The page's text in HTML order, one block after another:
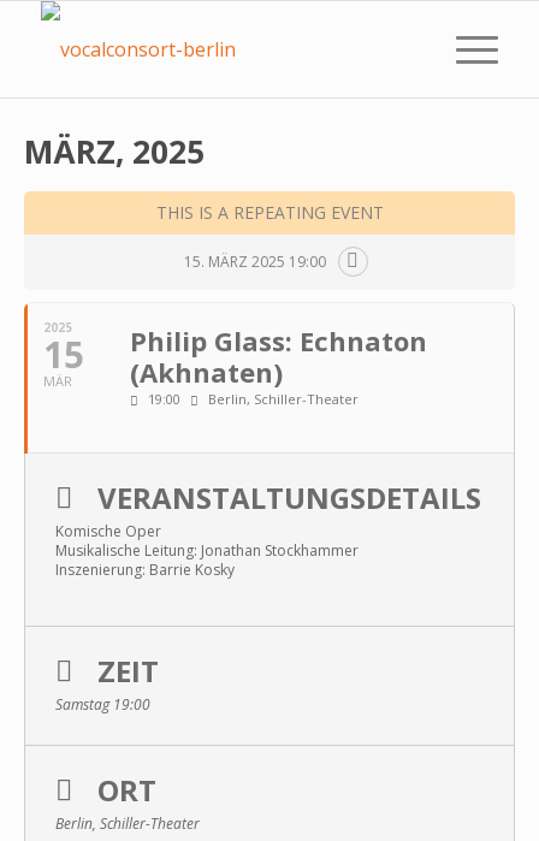
MÄRZ, 2025
THIS IS A REPEATING EVENT
15. MÄRZ 2025 19:00
2025
15
MÄR
Philip Glass: Echna­ton
(Akhna­ten)
19:00 Berlin, Schiller-Theater
VERANSTALTUNGSDETAILS
Komische Oper
Musikalische Leitung: Jonathan Stockhammer
Inszenierung: Barrie Kosky
ZEIT
Samstag 19:00
ORT
Berlin, Schiller-Theater